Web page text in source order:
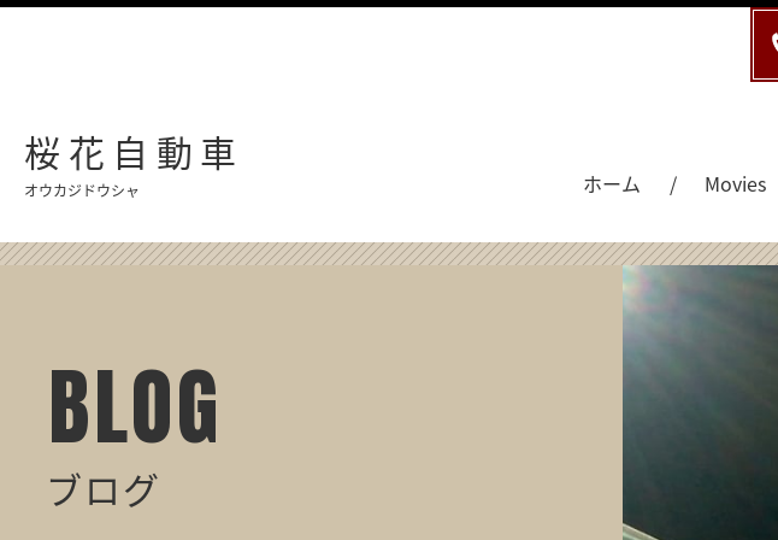
桜花自動車
オウカジドウシャ ホーム Movies
BLOG
ブログ